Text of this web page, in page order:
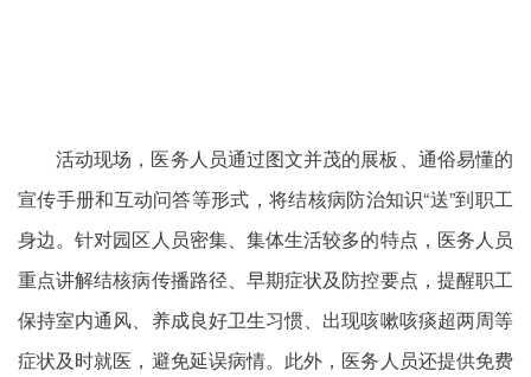
活动现场，医务人员通过图文并茂的展板、通俗易懂的
宣传手册和互动问答等形式，将结核病防治知识“送”到职工
身边。针对园区人员密集、集体生活较多的特点，医务人员
重点讲解结核病传播路径、早期症状及防控要点，提醒职工
保持室内通风、养成良好卫生习惯、出现咳嗽咳痰超两周等
症状及时就医，避免延误病情。此外，医务人员还提供免费